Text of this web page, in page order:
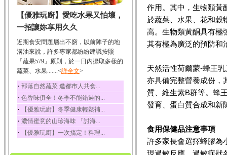
韭菜
韭菜所含的膳食纖維能
幫助消化與通便；揮...
冬瓜
冬瓜營養價值高，鈉含
量極低是水腫病人的...
豆豉
豆豉裡頭含有營養的蛋
白質、脂肪、鈣、磷...
榛果
榛果裡所含的營養素有
蛋白質、脂肪、醣類...
迷迭香
【優雅玩廚】愛吃水果又怕壞，
一招讓妳享用久久
近期食安問題層出不窮，以前陣子的地
溝油來說，許多專家都紛紛建議按照
「蔬果579」原則，於一日內攝取多樣的
蔬菜、水果.......<詳全文>
‧ 部落自然蔬菜 邀都市人共食...
‧ 色香味俱全！冬季不能錯過的...
‧ 【優雅玩廚】冬季健康輕鬆補...
‧ 濃情蜜意的山珍海味 「討海...
‧ 【優雅玩廚】一次搞定！料理...
作用。其中，生物類黃
於蔬菜、水果、花和穀
高。生物類黃酮具有極
其有極為廣泛的預防和
天然活性荷爾蒙-蜂王
亦具備完整營養成份，
質、維生素B群等。蜂
發育、蛋白質合成和新
食用保健品注意事項
許多家長會選擇蜂膠為
現過敏反應，過敏症狀